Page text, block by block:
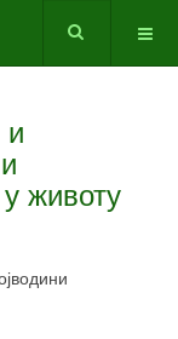
и
животу